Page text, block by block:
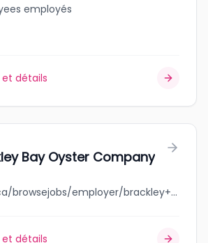
employés
et détails
Bay Oyster Company
jobbank.gc.ca/browsejobs/employer/brackley+bay+oyster+company/ca
et détails